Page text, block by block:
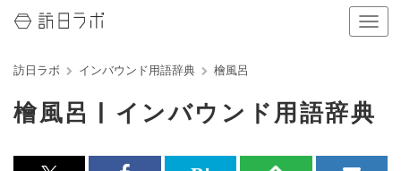
ナ
ビ
ョ
訪日ラボ インバウンド用語辞典 檜風呂
檜風呂 | インバウンド用語辞典